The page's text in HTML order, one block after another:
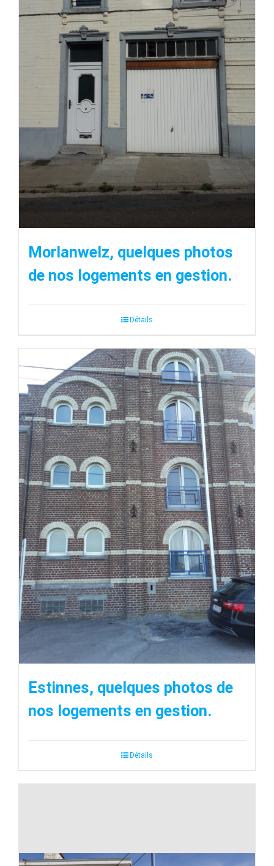
Morlanwelz, quelques photos
de nos logements en gestion.
Détails
Estinnes, quelques photos de
nos logements en gestion.
Détails